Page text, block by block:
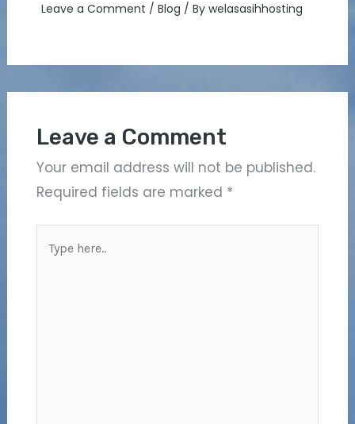
Leave a Comment / Blog / By welasasihhosting
Leave a Comment
Your email address will not be published.
Required fields are marked *
here..